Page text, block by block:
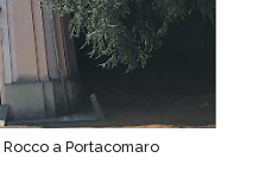
a Portacomaro